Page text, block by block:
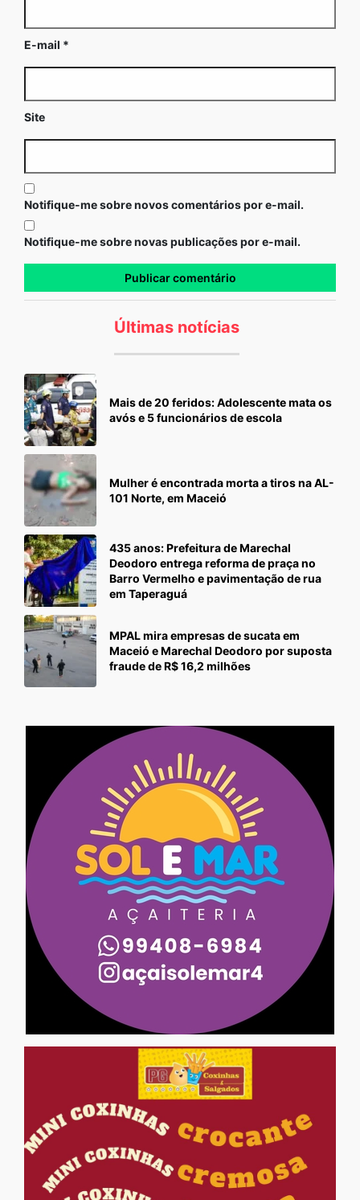
E-mail *
Site
Notifique-me sobre novos comentários por e-mail.
Notifique-me sobre novas publicações por e-mail.
Últimas notícias
Mais de 20 feridos: Adolescente mata os
avós e 5 funcionários de escola
Mulher é encontrada morta a tiros na AL-
101 Norte, em Maceió
435 anos: Prefeitura de Marechal
Deodoro entrega reforma de praça no
Barro Vermelho e pavimentação de rua
em Taperaguá
MPAL mira empresas de sucata em
Maceió e Marechal Deodoro por suposta
fraude de R$ 16,2 milhões